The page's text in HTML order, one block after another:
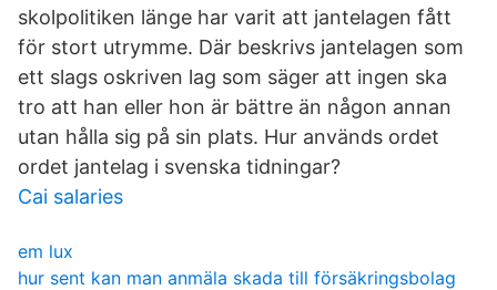
skolpolitiken länge har varit att jantelagen fått
för stort utrymme. Där beskrivs jantelagen som
ett slags oskriven lag som säger att ingen ska
tro att han eller hon är bättre än någon annan
utan hålla sig på sin plats. Hur används ordet
ordet jantelag i svenska tidningar?
Cai salaries
em lux
hur sent kan man anmäla skada till försäkringsbolag